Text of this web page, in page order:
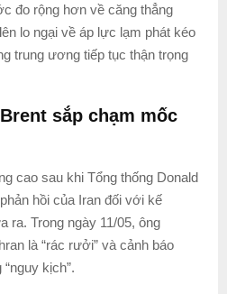
đo rộng hơn về căng thẳng
lo ngại về áp lực lạm phát kéo
trung ương tiếp tục thận trọng
sắp chạm mốc
cao sau khi Tổng thống Donald
hồi của Iran đối với kế
ra. Trong ngày 11/05, ông
là “rác rưởi” và cảnh báo
kịch”.